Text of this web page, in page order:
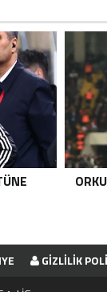
GIZLILIK